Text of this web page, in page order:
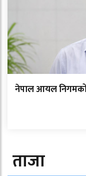
नेपाल आयल निगमको
ताजा